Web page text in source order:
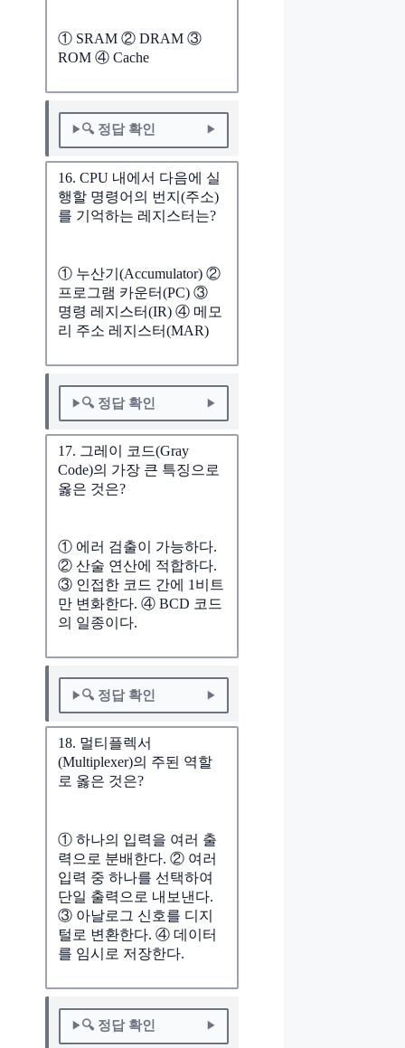
① SRAM ② DRAM ③
ROM ④ Cache
🔍 정답 확인
16. CPU 내에서 다음에 실
행할 명령어의 번지(주소)
를 기억하는 레지스터는?
① 누산기(Accumulator) ②
프로그램 카운터(PC) ③
명령 레지스터(IR) ④ 메모
리 주소 레지스터(MAR)
🔍 정답 확인
17. 그레이 코드(Gray
Code)의 가장 큰 특징으로
옳은 것은?
① 에러 검출이 가능하다.
② 산술 연산에 적합하다.
③ 인접한 코드 간에 1비트
만 변화한다. ④ BCD 코드
의 일종이다.
🔍 정답 확인
18. 멀티플렉서
(Multiplexer)의 주된 역할
로 옳은 것은?
① 하나의 입력을 여러 출
력으로 분배한다. ② 여러
입력 중 하나를 선택하여
단일 출력으로 내보낸다.
③ 아날로그 신호를 디지
털로 변환한다. ④ 데이터
를 임시로 저장한다.
🔍 정답 확인